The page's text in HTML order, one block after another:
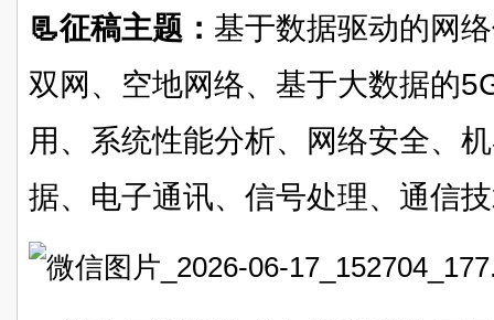
📃征稿主题： 基于数据驱动的网
双网、空地网络、基于大数据的
用、系统性能分析、网络安全、
据、电子通讯、信号处理、通信